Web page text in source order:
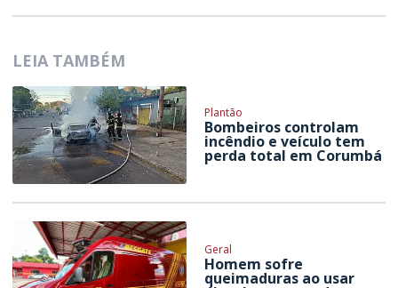
LEIA TAMBÉM
Plantão
Bombeiros controlam
incêndio e veículo tem
perda total em Corumbá
Geral
Homem sofre
queimaduras ao usar